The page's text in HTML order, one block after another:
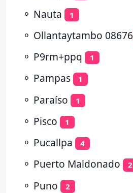
⚬ Nauta 1
⚬ Ollantaytambo 08676
⚬ P9rm+ppq 1
⚬ Pampas 1
⚬ Paraíso 1
⚬ Pisco 1
⚬ Pucallpa 4
⚬ Puerto Maldonado 2
⚬ Puno 2